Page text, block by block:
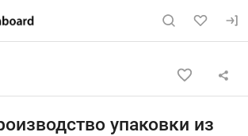
по сайту
Продам:
управление объявлением
упаковки из